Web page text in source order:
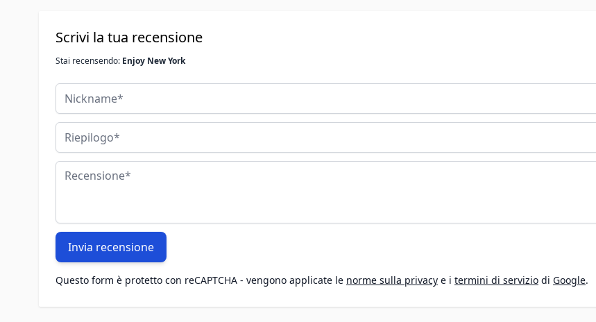
Scrivi la tua recensione
Stai recensendo: Enjoy New York
Nickname
Riepilogo
Recensione
Invia recensione
Questo form è protetto con reCAPTCHA - vengono applicate le norme sulla privacy e i termini di servizio di Google.